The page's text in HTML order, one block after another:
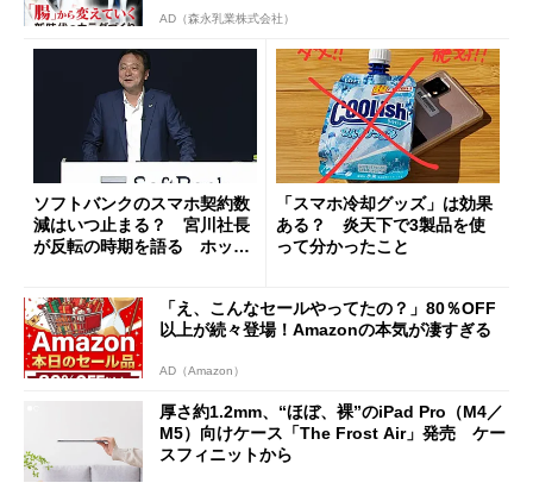
AD（森永乳業株式会社）
ソフトバンクのスマホ契約数
減はいつ止まる？ 宮川社長
が反転の時期を語る ホッピ
「スマホ冷却グッズ」は効果
ある？ 炎天下で3製品を使
って分かったこと
「え、こんなセールやってたの？」80％OFF
以上が続々登場！Amazonの本気が凄すぎる
AD（Amazon）
厚さ約1.2mm、“ほぼ、裸”のiPad Pro（M4／
M5）向けケース「The Frost Air」発売 ケー
スフィニットから